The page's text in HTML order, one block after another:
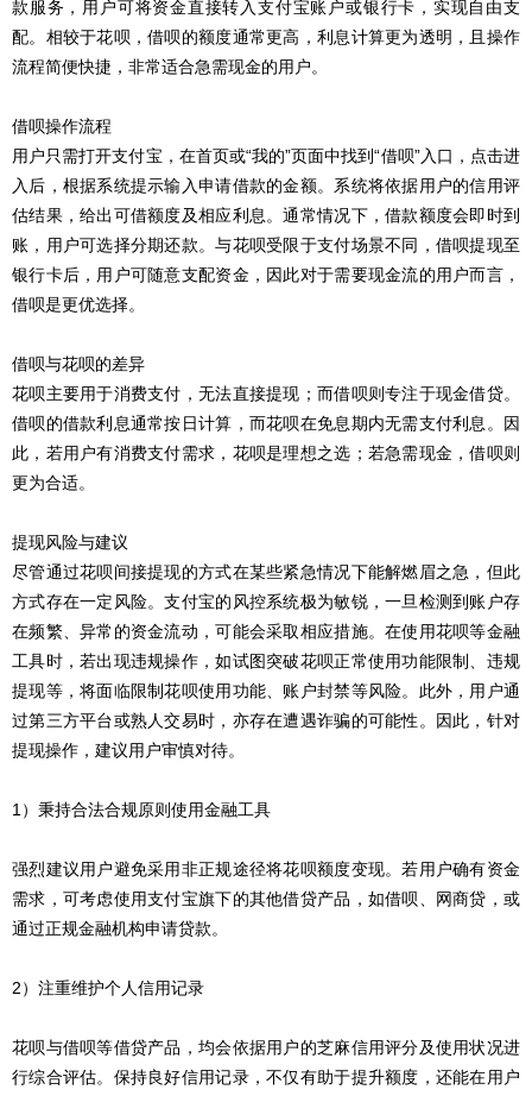
款服务，用户可将资金直接转入支付宝账户或银行卡，实现自由支
配。相较于花呗，借呗的额度通常更高，利息计算更为透明，且操作
流程简便快捷，非常适合急需现金的用户。
借呗操作流程
用户只需打开支付宝，在首页或“我的”页面中找到“借呗”入口，点击进
入后，根据系统提示输入申请借款的金额。系统将依据用户的信用评
估结果，给出可借额度及相应利息。通常情况下，借款额度会即时到
账，用户可选择分期还款。与花呗受限于支付场景不同，借呗提现至
银行卡后，用户可随意支配资金，因此对于需要现金流的用户而言，
借呗是更优选择。
借呗与花呗的差异
花呗主要用于消费支付，无法直接提现；而借呗则专注于现金借贷。
借呗的借款利息通常按日计算，而花呗在免息期内无需支付利息。因
此，若用户有消费支付需求，花呗是理想之选；若急需现金，借呗则
更为合适。
提现风险与建议
尽管通过花呗间接提现的方式在某些紧急情况下能解燃眉之急，但此
方式存在一定风险。支付宝的风控系统极为敏锐，一旦检测到账户存
在频繁、异常的资金流动，可能会采取相应措施。在使用花呗等金融
工具时，若出现违规操作，如试图突破花呗正常使用功能限制、违规
提现等，将面临限制花呗使用功能、账户封禁等风险。此外，用户通
过第三方平台或熟人交易时，亦存在遭遇诈骗的可能性。因此，针对
提现操作，建议用户审慎对待。
1）秉持合法合规原则使用金融工具
强烈建议用户避免采用非正规途径将花呗额度变现。若用户确有资金
需求，可考虑使用支付宝旗下的其他借贷产品，如借呗、网商贷，或
通过正规金融机构申请贷款。
2）注重维护个人信用记录
花呗与借呗等借贷产品，均会依据用户的芝麻信用评分及使用状况进
行综合评估。保持良好信用记录，不仅有助于提升额度，还能在用户